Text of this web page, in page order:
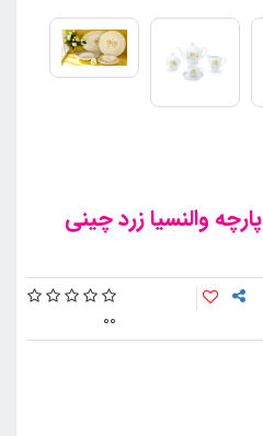
سرویس چینی 102 پارچه والنسیا زرد چینی
00